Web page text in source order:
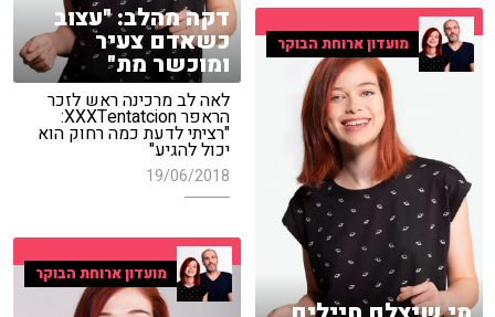
דקה מהלב: "עצוב
כשאדם צעיר
ומוכשר מת"
לאה לב מרכינה ראש לזכר
הראפר XXXTentatcion:
"רציתי לדעת כמה רחוק הוא
יכול להגיע"
19/06/2018
מועדון ארוחת הבוקר
מועדון ארוחת הבוקר